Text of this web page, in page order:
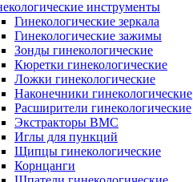
инструменты
Гинекологические зеркала
Гинекологические зажимы
Зонды гинекологические
Кюретки гинекологические
Ложки гинекологические
Наконечники гинекологические
Расширители гинекологические
Экстракторы ВМС
Иглы для пункций
Щипцы гинекологические
Корнцанги